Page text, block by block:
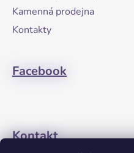
Kamenná prodejna
Kontakty
Facebook
Kontakt